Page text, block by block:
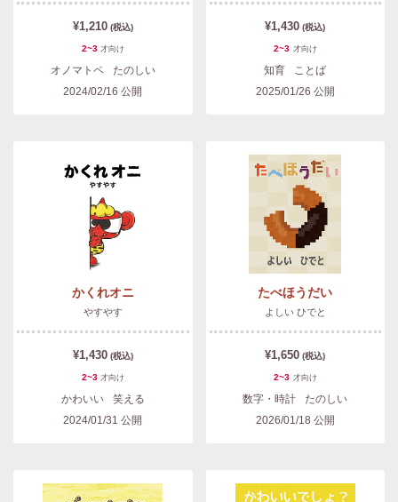
¥1,210 (税込)
2~3 才向け
オノマトペ
たのしい
2024/02/16 公開
¥1,430 (税込)
2~3 才向け
知育
ことば
2025/01/26 公開
かくれオニ
やすやす
¥1,430 (税込)
2~3 才向け
かわいい
笑える
2024/01/31 公開
たべほうだい
よしい ひでと
¥1,650 (税込)
2~3 才向け
数字・時計
たのしい
2026/01/18 公開